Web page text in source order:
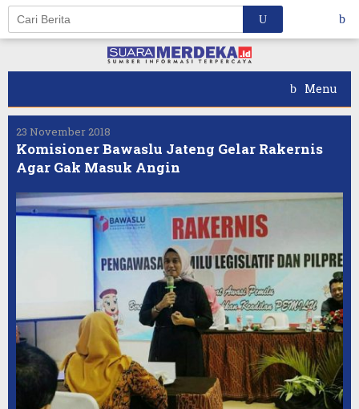
Skip
content
Menu
23 November 2018
Komisioner Bawaslu Jateng Gelar Rakernis
Agar Gak Masuk Angin